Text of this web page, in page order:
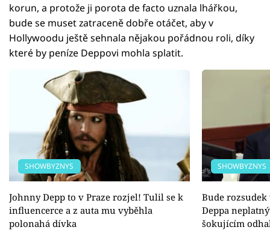
korun, a protože ji porota de facto uznala lhářkou,
bude se muset zatraceně dobře otáčet, aby v
Hollywoodu ještě sehnala nějakou pořádnou roli, díky
které by peníze Deppovi mohla splatit.
SHOWBYZNYS
Johnny Depp to v Praze rozjel! Tulil se k
influencerce a z auta mu vyběhla
polonahá dívka
SHOWBYZNYS
Bude
Deppa
šokujícím